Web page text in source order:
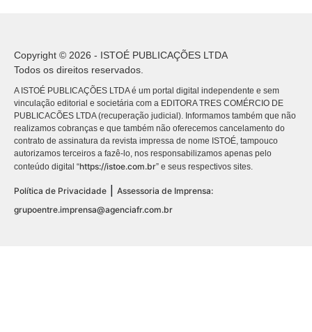
Copyright © 2026 - ISTOÉ PUBLICAÇÕES LTDA
Todos os direitos reservados.
A ISTOÉ PUBLICAÇÕES LTDA é um portal digital independente e sem
vinculação editorial e societária com a EDITORA TRES COMÉRCIO DE
PUBLICACÕES LTDA (recuperação judicial). Informamos também que não
realizamos cobranças e que também não oferecemos cancelamento do
contrato de assinatura da revista impressa de nome ISTOÉ, tampouco
autorizamos terceiros a fazê-lo, nos responsabilizamos apenas pelo
conteúdo digital “https://istoe.com.br” e seus respectivos sites.
Política de Privacidade
Assessoria de Imprensa:
grupoentre.imprensa@agenciafr.com.br